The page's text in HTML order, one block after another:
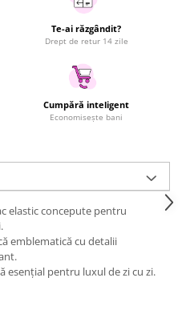
Te-ai răzgândit?
Drept de retur 14 zile
Cumpără inteligent
Economisește bani
elastic concepute pentru
emblematică cu detalii
esențial pentru luxul de zi cu zi.